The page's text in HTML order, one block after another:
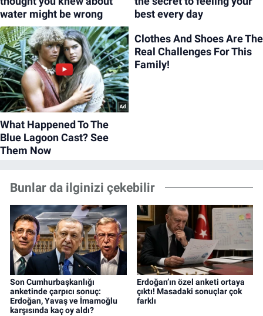
Bunlar da ilginizi çekebilir
Son Cumhurbaşkanlığı
anketinde çarpıcı sonuç:
Erdoğan, Yavaş ve İmamoğlu
karşısında kaç oy aldı?
Erdoğan’ın özel anketi ortaya
çıktı! Masadaki sonuçlar çok
farklı